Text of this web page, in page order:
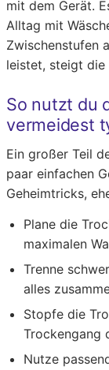
mit dem Gerät.
Alltag mit
Zwischenstufen
leistet, steigt
So nutzt du
vermeidest
Ein großer Teil
paar einfachen
Geheimtricks,
Plane die
maximalen
Trenne
alles
Stopfe die
Trockengang
Nutze